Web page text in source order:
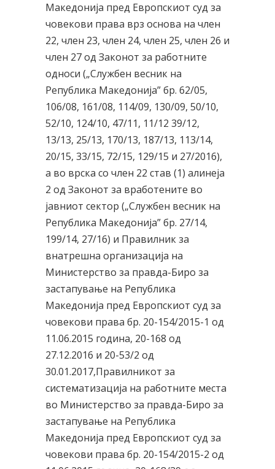
Македонија пред Европскиот суд за
човекови права врз основа на член
22, член 23, член 24, член 25, член 26 и
член 27 од Законот за работните
односи („Службен весник на
Република Македонија” бр. 62/05,
106/08, 161/08, 114/09, 130/09, 50/10,
52/10, 124/10, 47/11, 11/12 39/12,
13/13, 25/13, 170/13, 187/13, 113/14,
20/15, 33/15, 72/15, 129/15 и 27/2016),
a во врска со член 22 став (1) алинеја
2 од Законот за вработените во
јавниот сектор („Службен весник на
Република Македонија” бр. 27/14,
199/14, 27/16) и Правилник за
внатрешна организација на
Министерство за правда-Биро за
застапување на Република
Македонија пред Европскиот суд за
човекови права бр. 20-154/2015-1 од
11.06.2015 година, 20-168 од
27.12.2016 и 20-53/2 од
30.01.2017,Правилникот за
систематизација на работните места
во Министерство за правда-Биро за
застапување на Република
Македонија пред Европскиот суд за
човекови права бр. 20-154/2015-2 од